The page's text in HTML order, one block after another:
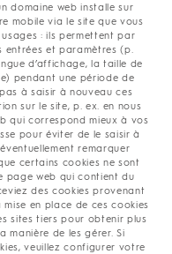
domaine web installe sur
mobile via le site que vous
: ils permettent par
entrées et paramètres (p.
d’affichage, la taille de
pendant une période de
à saisir à nouveau ces
sur le site, p. ex. en nous
qui correspond mieux à vos
pour éviter de le saisir à
remarquer
certains cookies ne sont
page web qui contient du
des cookies provenant
en place de ces cookies
sites tiers pour obtenir plus
manière de les gérer. Si
veuillez configurer votre